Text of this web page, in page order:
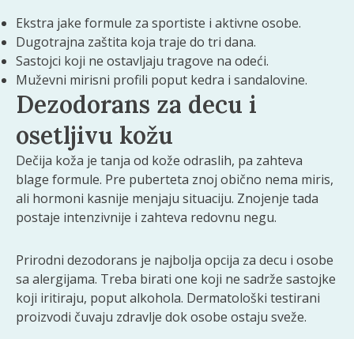
Ekstra jake formule za sportiste i aktivne osobe.
Dugotrajna zaštita koja traje do tri dana.
Sastojci koji ne ostavljaju tragove na odeći.
Muževni mirisni profili poput kedra i sandalovine.
Dezodorans za decu i
osetljivu kožu
Dečija koža je tanja od kože odraslih, pa zahteva
blage formule. Pre puberteta znoj obično nema miris,
ali hormoni kasnije menjaju situaciju. Znojenje tada
postaje intenzivnije i zahteva redovnu negu.
Prirodni dezodorans je najbolja opcija za decu i osobe
sa alergijama. Treba birati one koji ne sadrže sastojke
koji iritiraju, poput alkohola. Dermatološki testirani
proizvodi čuvaju zdravlje dok osobe ostaju sveže.